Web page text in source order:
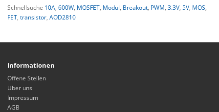
Schnellsuche 10A, 600W, MOSFET, Modul, Breakout, PWM, 3.3V, 5V, MOS,
FET, transistor, AOD2810
Informationen
Offene Stellen
Über uns
Impressum
AGB